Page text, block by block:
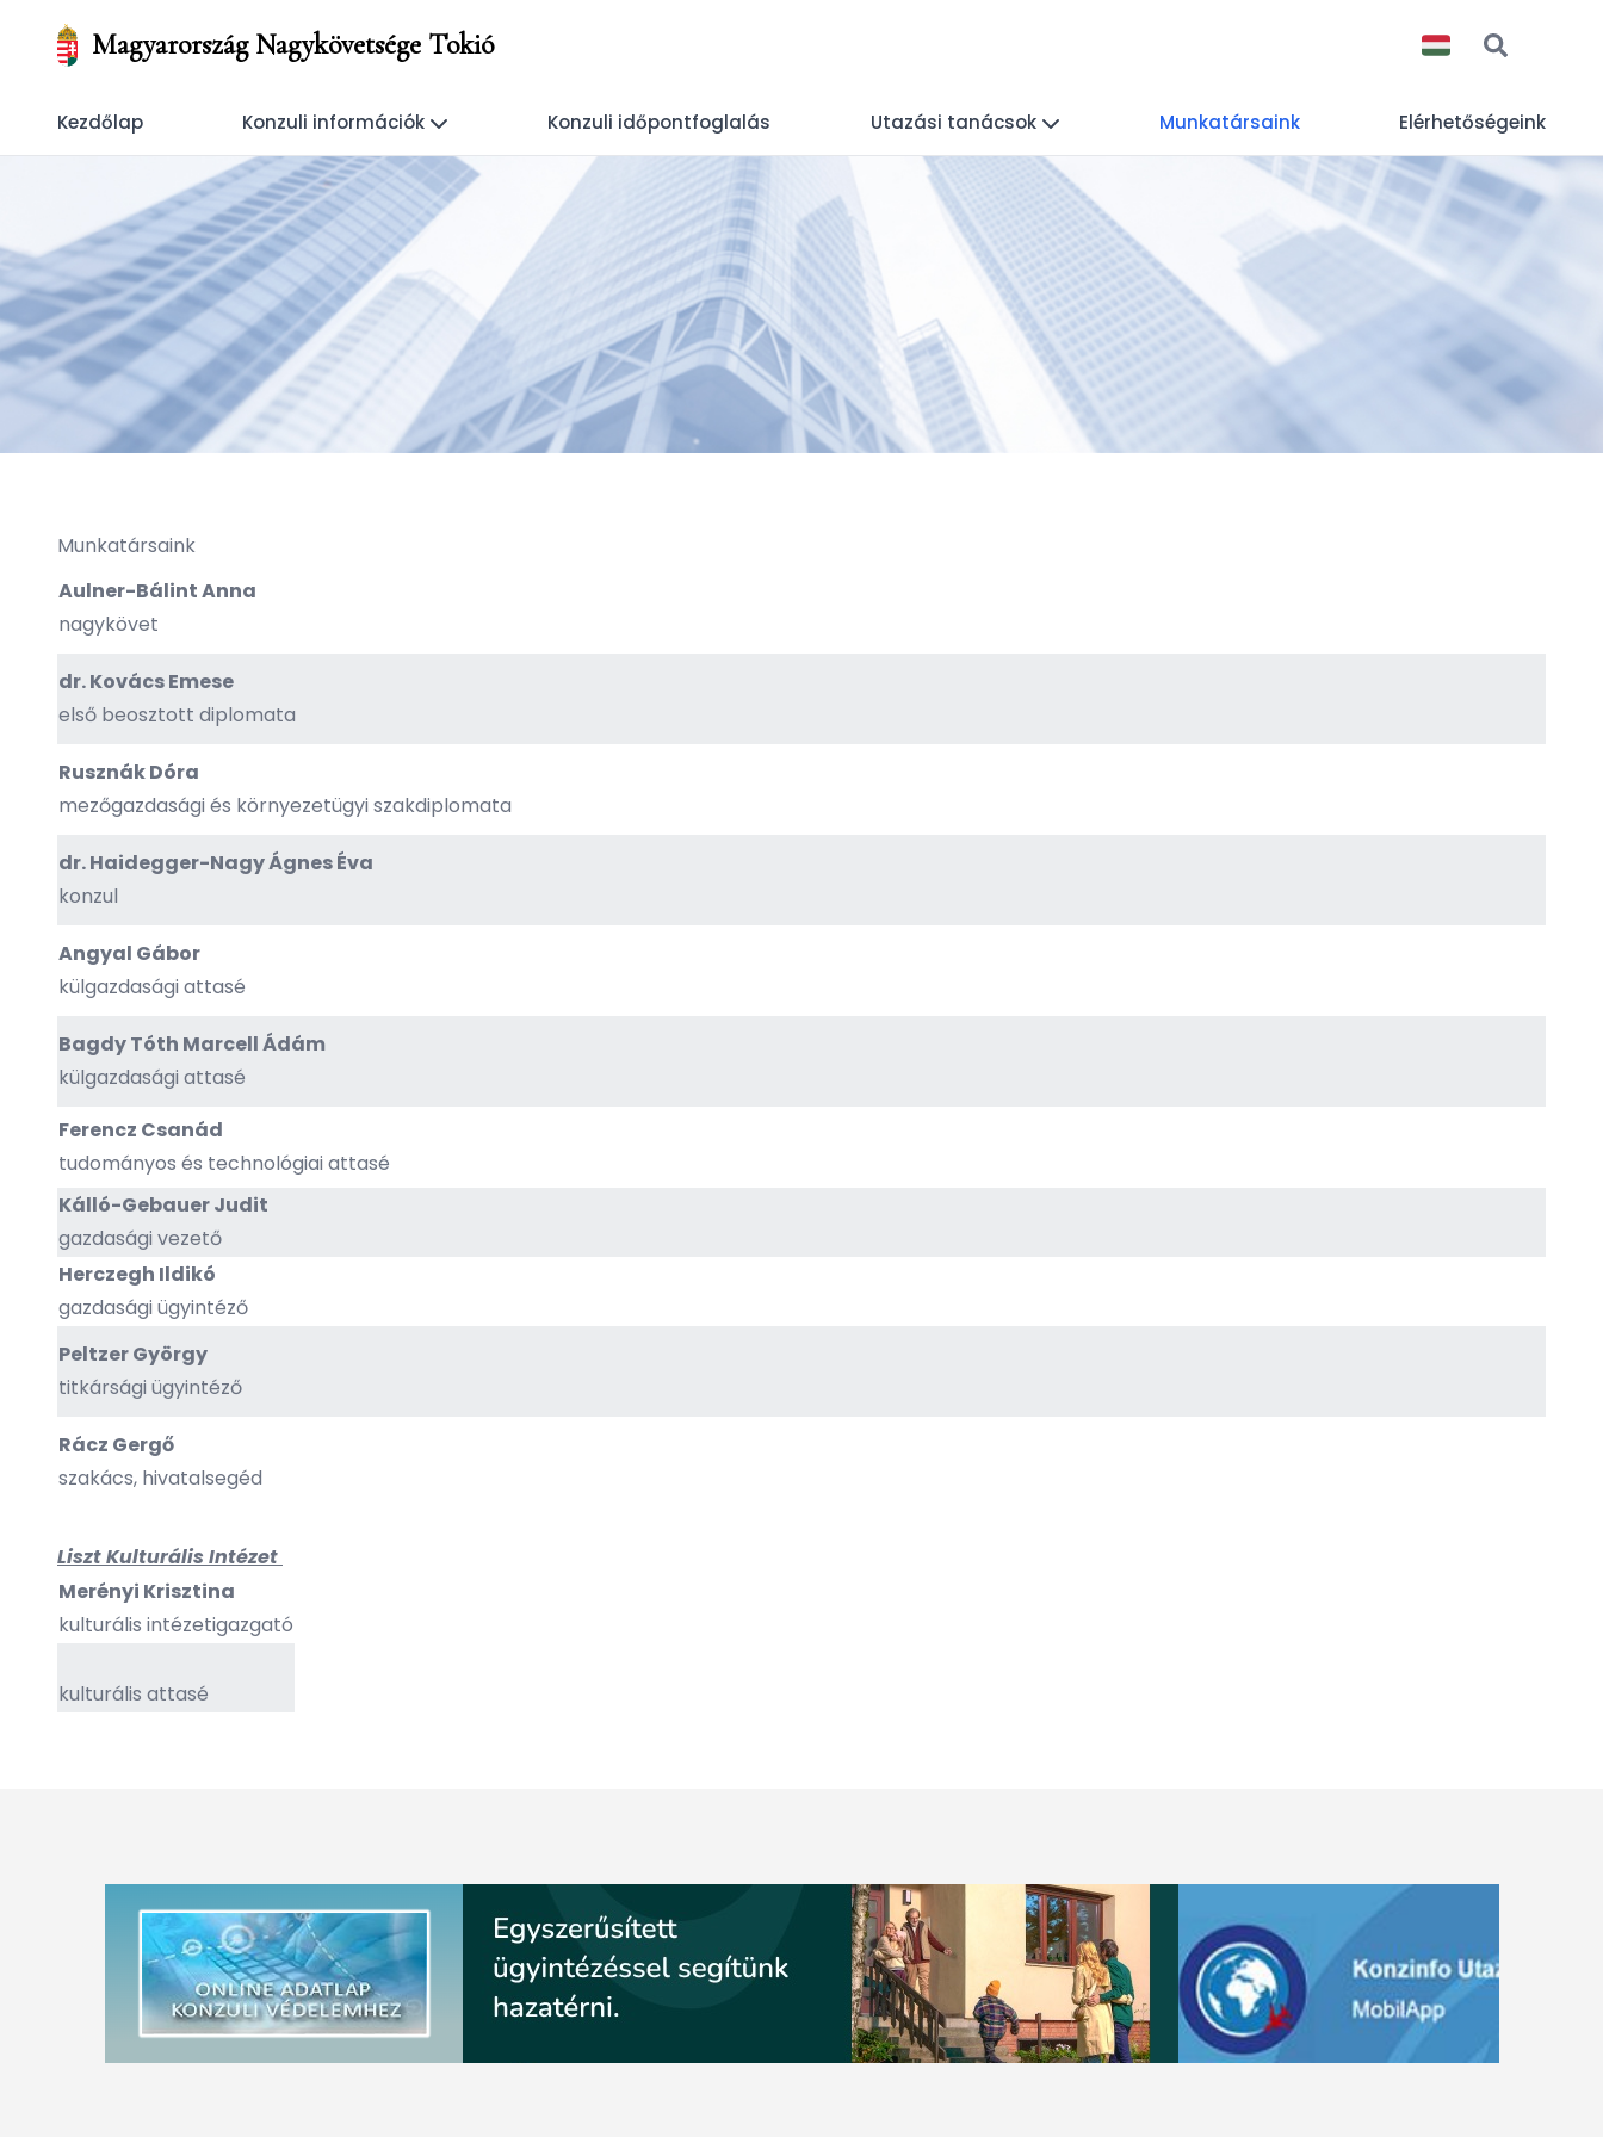
Magyarország Nagykövetsége Tokió
Kezdőlap Konzuli információk Konzuli időpontfoglalás Utazási tanácsok Munkatársaink Elérhetőségeink
Munkatársaink
Aulner-Bálint Anna
nagykövet
dr. Kovács Emese
első beosztott diplomata
Rusznák Dóra
mezőgazdasági és környezetügyi szakdiplomata
dr. Haidegger-Nagy Ágnes Éva
konzul
Angyal Gábor
külgazdasági attasé
Bagdy Tóth Marcell Ádám
külgazdasági attasé
Ferencz Csanád
tudományos és technológiai attasé
Kálló-Gebauer Judit
gazdasági vezető
Herczegh Ildikó
gazdasági ügyintéző
Peltzer György
titkársági ügyintéző
Rácz Gergő
szakács, hivatalsegéd
Liszt Kulturális Intézet
Merényi Krisztina
kulturális intézetigazgató
kulturális attasé